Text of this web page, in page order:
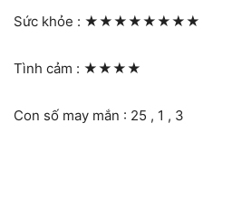
Sức khỏe : ★★★★★★★★
Tình cảm : ★★★★
Con số may mắn : 25 , 1 , 3